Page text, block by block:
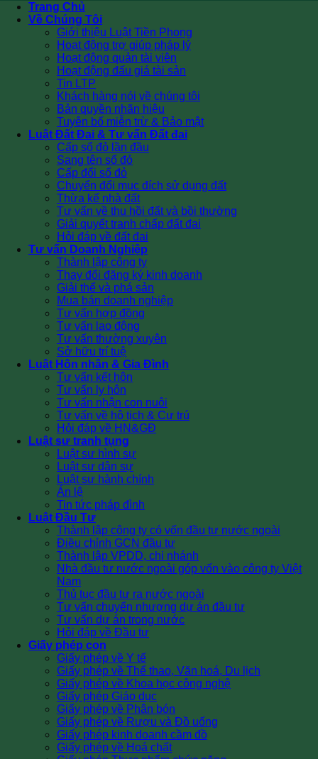
Trang Chủ
Về Chúng Tôi
Giới thiệu Luật Tiền Phong
Hoạt động trợ giúp pháp lý
Hoạt động quản tài viên
Hoạt động đấu giá tài sản
Tin LTP
Khách hàng nói về chúng tôi
Bản quyền nhãn hiệu
Tuyên bố miễn trừ & Bảo mật
Luật Đất Đai & Tư vấn Đất đai
Cấp sổ đỏ lần đầu
Sang tên sổ đỏ
Cấp đổi sổ đỏ
Chuyển đổi mục đích sử dụng đất
Thừa kế nhà đất
Tư vấn về thu hồi đất và bồi thường
Giải quyết tranh chấp đất đai
Hỏi đáp về đất đai
Tư vấn Doanh Nghiệp
Thành lập công ty
Thay đổi đăng ký kinh doanh
Giải thể và phá sản
Mua bán doanh nghiệp
Tư vấn hợp đồng
Tư vấn lao động
Tư vấn thường xuyên
Sở hữu trí tuệ
Luật Hôn nhân & Gia Đình
Tư vấn kết hôn
Tư vấn ly hôn
Tư vấn nhận con nuôi
Tư vấn về hộ tịch & Cư trú
Hỏi đáp về HN&GĐ
Luật sư tranh tụng
Luật sư hình sự
Luật sư dân sự
Luật sư hành chính
Án lệ
Tin tức pháp đình
Luật Đầu Tư
Thành lập công ty có vốn đầu tư nước ngoài
Điều chỉnh GCN đầu tư
Thành lập VPDD, chi nhánh
Nhà đầu tư nước ngoài góp vốn vào công ty Việt
Nam
Thủ tục đầu tư ra nước ngoài
Tư vấn chuyển nhượng dự án đầu tư
Tư vấn dự án trong nước
Hỏi đáp về Đầu tư
Giấy phép con
Giấy phép về Y tế
Giấy phép về Thể thao, Văn hoá, Du lịch
Giấy phép về Khoa học công nghệ
Giấy phép Giáo dục
Giấy phép về Phân bón
Giấy phép về Rượu và Đồ uống
Giấy phép kinh doanh cầm đồ
Giấy phép về Hoá chất